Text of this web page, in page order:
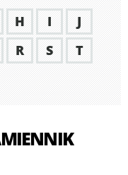
H I
J
R S
T